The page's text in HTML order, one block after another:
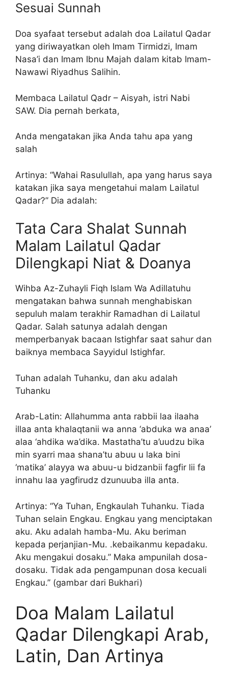
Sesuai Sunnah
Doa syafaat tersebut adalah doa Lailatul Qadar
yang diriwayatkan oleh Imam Tirmidzi, Imam
Nasa’i dan Imam Ibnu Majah dalam kitab Imam-
Nawawi Riyadhus Salihin.
Membaca Lailatul Qadr – Aisyah, istri Nabi
SAW. Dia pernah berkata,
Anda mengatakan jika Anda tahu apa yang
salah
Artinya: “Wahai Rasulullah, apa yang harus saya
katakan jika saya mengetahui malam Lailatul
Qadar?” Dia adalah:
Tata Cara Shalat Sunnah
Malam Lailatul Qadar
Dilengkapi Niat & Doanya
Wihba Az-Zuhayli Fiqh Islam Wa Adillatuhu
mengatakan bahwa sunnah menghabiskan
sepuluh malam terakhir Ramadhan di Lailatul
Qadar. Salah satunya adalah dengan
memperbanyak bacaan Istighfar saat sahur dan
baiknya membaca Sayyidul Istighfar.
Tuhan adalah Tuhanku, dan aku adalah
Tuhanku
Arab-Latin: Allahumma anta rabbii laa ilaaha
illaa anta khalaqtanii wa anna ‘abduka wa anaa’
alaa ‘ahdika wa’dika. Mastatha’tu a’uudzu bika
min syarri maa shana’tu abuu u laka bini
‘matika’ alayya wa abuu-u bidzanbii fagfir lii fa
innahu laa yagfirudz dzunuuba illa anta.
Artinya: “Ya Tuhan, Engkaulah Tuhanku. Tiada
Tuhan selain Engkau. Engkau yang menciptakan
aku. Aku adalah hamba-Mu. Aku beriman
kepada perjanjian-Mu. .kebaikanmu kepadaku.
Aku mengakui dosaku.” Maka ampunilah dosa-
dosaku. Tidak ada pengampunan dosa kecuali
Engkau.” (gambar dari Bukhari)
Doa Malam Lailatul
Qadar Dilengkapi Arab,
Latin, Dan Artinya